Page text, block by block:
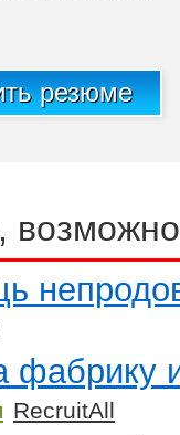
резюме
RecruitAll